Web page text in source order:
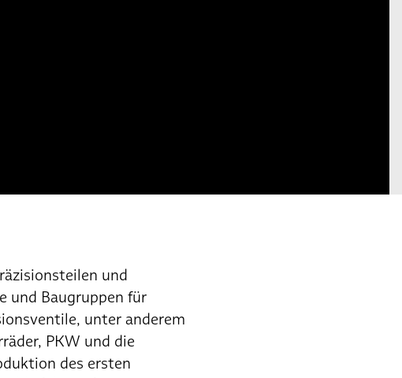
und
und Baugruppen für
unter anderem
PKW und die
des ersten